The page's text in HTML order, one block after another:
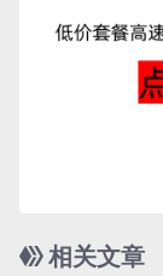
相关文章